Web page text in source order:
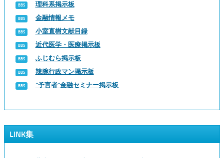
理科系掲示板
金融情報メモ
小室直樹文献目録
近代医学・医療掲示板
ふじむら掲示板
辣腕行政マン掲示板
“予言者”金融セミナー掲示板
LINK集